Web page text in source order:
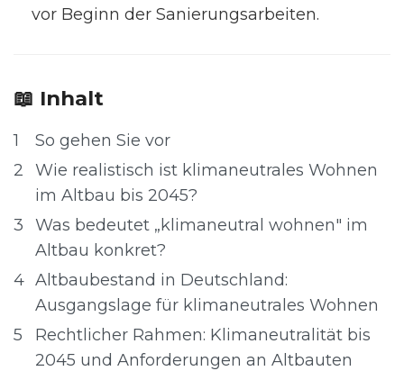
vor Beginn der Sanierungsarbeiten.
📖 Inhalt
1
So gehen Sie vor
2
Wie realistisch ist klimaneutrales Wohnen
im Altbau bis 2045?
3
Was bedeutet „klimaneutral wohnen" im
Altbau konkret?
4 Altbaubestand in Deutschland:
Ausgangslage für klimaneutrales Wohnen
5
Rechtlicher Rahmen: Klimaneutralität bis
2045 und Anforderungen an Altbauten